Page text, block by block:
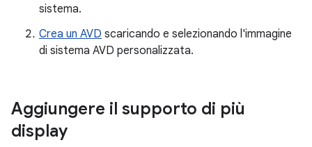
sistema.
Crea un AVD scaricando e selezionando l'immagine
di sistema AVD personalizzata.
Aggiungere il supporto di più
display